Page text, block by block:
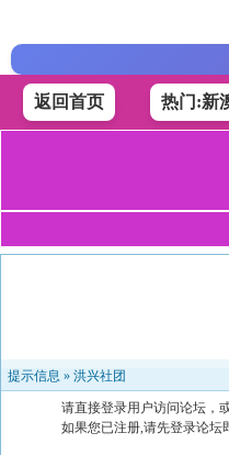
返回首页 热门:新
提示信息 » 洪兴社团
请直接登录用户访问论坛，
如果您已注册,请先登录论坛